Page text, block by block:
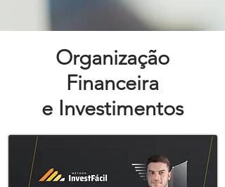
Organização
Financeira
e Investimentos